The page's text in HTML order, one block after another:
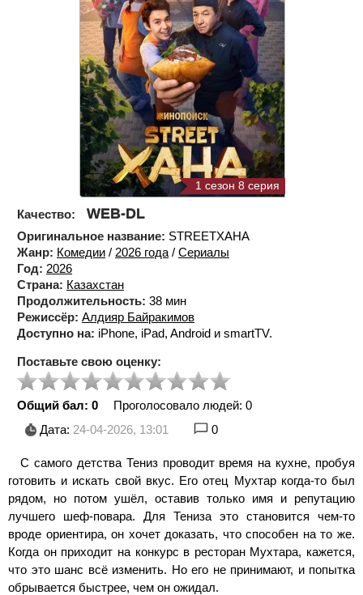
1 сезон 8 серия
Качество: WEB-DL
Оригинальное название: STREETХАНА
Жанр: Комедии / 2026 года / Сериалы
Год: 2026
Страна: Казахстан
Продолжительность: 38 мин
Режиссёр: Алдияр Байракимов
Доступно на: iPhone, iPad, Android и smartTV.
Поставьте свою оценку:
Общий бал: 0 Проголосовало людей: 0
Дата: 24-04-2026, 13:01 0
С самого детства Тениз проводит время на кухне, пробуя
готовить и искать свой вкус. Его отец Мухтар когда-то был
рядом, но потом ушёл, оставив только имя и репутацию
лучшего шеф-повара. Для Тениза это становится чем-то
вроде ориентира, он хочет доказать, что способен на то же.
Когда он приходит на конкурс в ресторан Мухтара, кажется,
что это шанс всё изменить. Но его не принимают, и попытка
обрывается быстрее, чем он ожидал.